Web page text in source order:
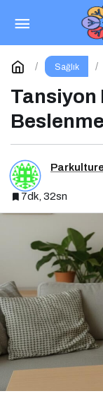
Sağlık
Tansiyon
Beslenme
7dk, 32sn